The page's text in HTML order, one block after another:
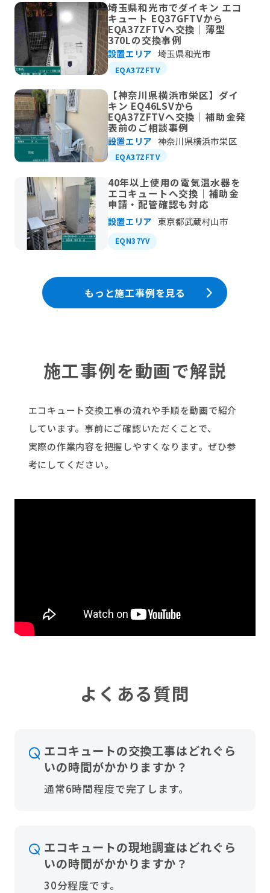
埼玉県和光市でダイキン エコ
キュート EQ37GFTVから
EQA37ZFTVへ交換｜薄型
370Lの交換事例
設置エリア 埼玉県和光市
EQA37ZFTV
【神奈川県横浜市栄区】ダイ
キン EQ46LSVから
EQA37ZFTVへ交換｜補助金発
表前のご相談事例
設置エリア 神奈川県横浜市栄区
EQA37ZFTV
40年以上使用の電気温水器を
エコキュートへ交換｜補助金
申請・配管確認も対応
設置エリア 東京都武蔵村山市
EQN37YV
もっと施工事例を見る
施工事例を動画で解説
エコキュート交換工事の流れや手順を動画で紹介
しています。事前にご確認いただくことで、
実際の作業内容を把握しやすくなります。ぜひ参
考にしてください。
よくある質問
エコキュートの交換工事はどれぐら
いの時間がかかりますか？
通常6時間程度で完了します。
エコキュートの現地調査はどれぐら
いの時間がかかりますか？
30分程度です。